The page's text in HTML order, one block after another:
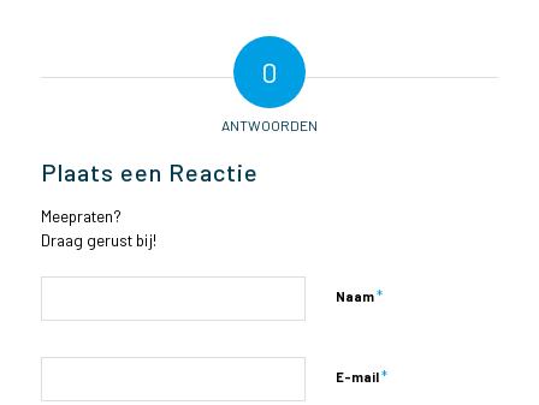
0
ANTWOORDEN
Plaats een Reactie
Meepraten?
Draag gerust bij!
Naam*
E-mail*